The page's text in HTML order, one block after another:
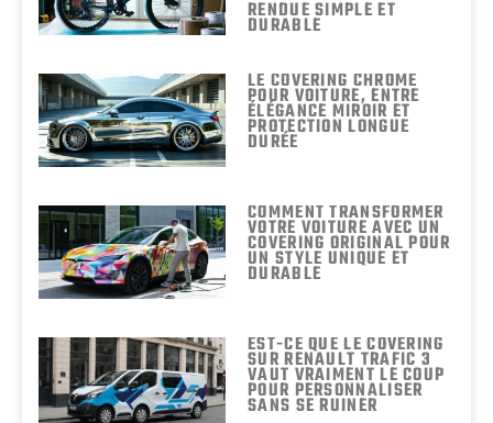
RENDUE SIMPLE ET
DURABLE
LE COVERING CHROME
POUR VOITURE, ENTRE
ÉLÉGANCE MIROIR ET
PROTECTION LONGUE
DURÉE
COMMENT TRANSFORMER
VOTRE VOITURE AVEC UN
COVERING ORIGINAL POUR
UN STYLE UNIQUE ET
DURABLE
EST-CE QUE LE COVERING
SUR RENAULT TRAFIC 3
VAUT VRAIMENT LE COUP
POUR PERSONNALISER
SANS SE RUINER